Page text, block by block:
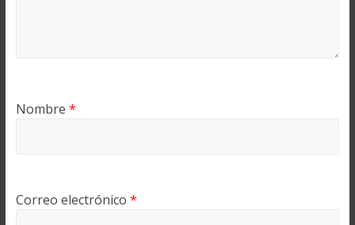
Nombre *
Correo electrónico *